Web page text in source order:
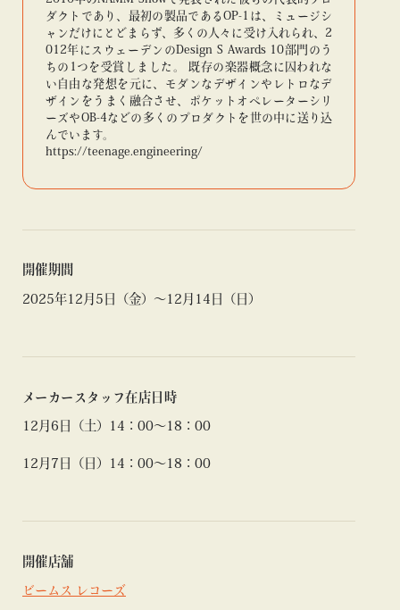
ダクトであり、最初の製品であるOP-1は、ミュージシ
ャンだけにとどまらず、多くの人々に受け入れられ、2
012年にスウェーデンのDesign S Awards 10部門のう
ちの1つを受賞しました。 既存の楽器概念に囚われな
い自由な発想を元に、モダンなデザインやレトロなデ
ザインをうまく融合させ、ポケットオペレーターシリ
ーズやOB-4などの多くのプロダクトを世の中に送り込
んでいます。
https://teenage.engineering/
開催期間
2025年12月5日（金）～12月14日（日）
メーカースタッフ在店日時
12月6日（土）14：00～18：00
12月7日（日）14：00～18：00
開催店舗
ビームス レコーズ